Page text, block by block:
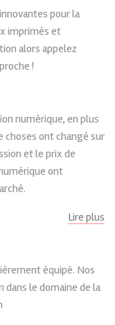
pour la
imprimés et
alors appelez
!
numérique, en plus
choses ont changé sur
et le prix de
ont
Lire plus
équipé. Nos
le domaine de la